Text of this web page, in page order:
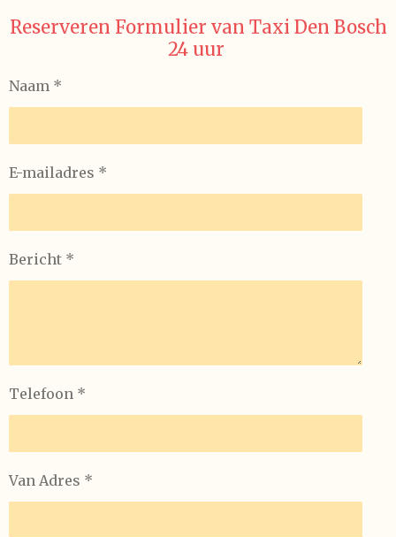
Reserveren Formulier van Taxi Den Bosch
24 uur
Naam *
E-mailadres *
Bericht *
Telefoon *
Van Adres *